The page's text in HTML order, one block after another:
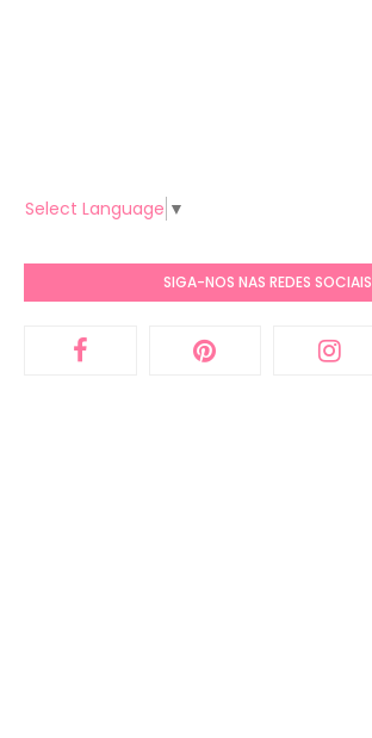
Select Language ▼
SIGA-NOS NAS REDES SOCIAIS